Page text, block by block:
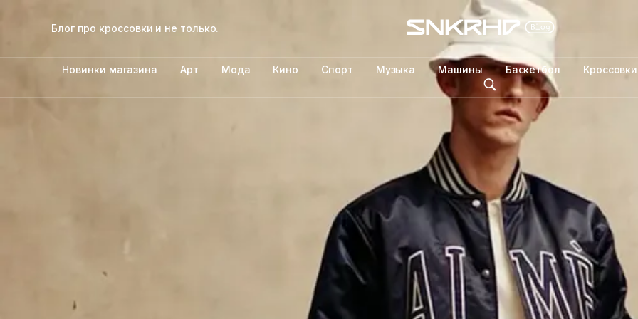
Блог про кроссовки и не только.
Новинки магазина Арт Мода Кино Спорт Музыка Машины Баскетбол Кроссовки